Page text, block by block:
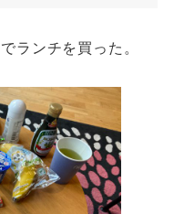
ランチを買った。